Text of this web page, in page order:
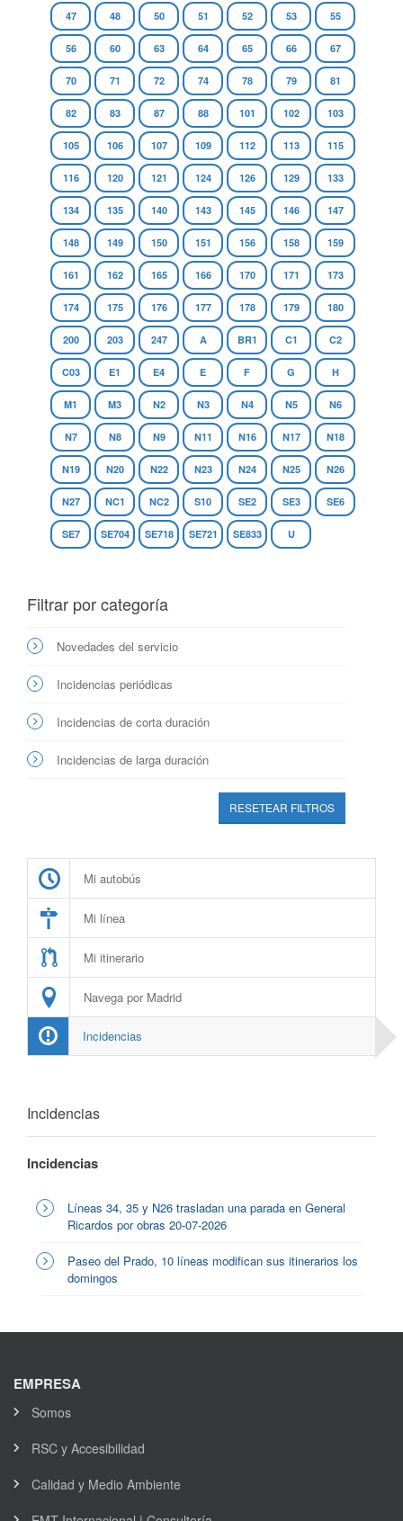
47 48 50 51 52 53 55
56 60 63 64 65 66 67
70 71 72 74 78 79 81
82 83 87 88 101 102 103
105 106 107 109 112 113 115
116 120 121 124 126 129 133
134 135 140 143 145 146 147
148 149 150 151 156 158 159
161 162 165 166 170 171 173
174 175 176 177 178 179 180
200 203 247 A BR1 C1 C2
C03 E1 E4 E F G H
M1 M3 N2 N3 N4 N5 N6
N7 N8 N9 N11 N16 N17 N18
N19 N20 N22 N23 N24 N25 N26
N27 NC1 NC2 S10 SE2 SE3 SE6
SE7 SE704 SE718 SE721 SE833 U
Filtrar por categoría
Novedades del servicio
Incidencias periódicas
Incidencias de corta duración
Incidencias de larga duración
RESETEAR FILTROS
Mi autobús
Mi línea
Mi itinerario
Navega por Madrid
Incidencias
Incidencias
Incidencias
Líneas 34, 35 y N26 trasladan una parada en General
Ricardos por obras 20-07-2026
Paseo del Prado, 10 líneas modifican sus itinerarios los
domingos
EMPRESA
Somos
RSC y Accesibilidad
Calidad y Medio Ambiente